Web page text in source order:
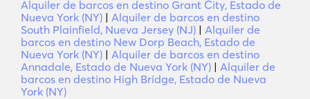
Alquiler de barcos en destino Grant City, Estado de
Nueva York (NY) | Alquiler de barcos en destino
South Plainfield, Nueva Jersey (NJ) | Alquiler de
barcos en destino New Dorp Beach, Estado de
Nueva York (NY) | Alquiler de barcos en destino
Annadale, Estado de Nueva York (NY) | Alquiler de
barcos en destino High Bridge, Estado de Nueva
York (NY)